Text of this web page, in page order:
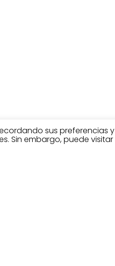
sus preferencias y
Sin embargo, puede visitar